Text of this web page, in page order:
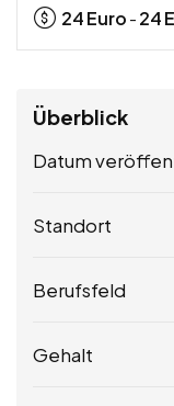
24Euro - 24
Überblick
Datum
Standort
Berufsfeld
Gehalt